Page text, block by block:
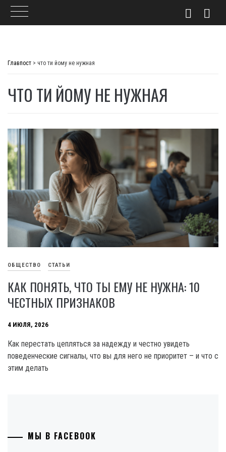
Главпост > что ти йому не нужная
ЧТО ТИ ЙОМУ НЕ НУЖНАЯ
ОБЩЕСТВО СТАТЬИ
КАК ПОНЯТЬ, ЧТО ТЫ ЕМУ НЕ НУЖНА: 10
ЧЕСТНЫХ ПРИЗНАКОВ
4 ИЮЛЯ, 2026
Как перестать цепляться за надежду и честно увидеть
поведенческие сигналы, что вы для него не приоритет – и что с
этим делать
МЫ В FACEBOOK